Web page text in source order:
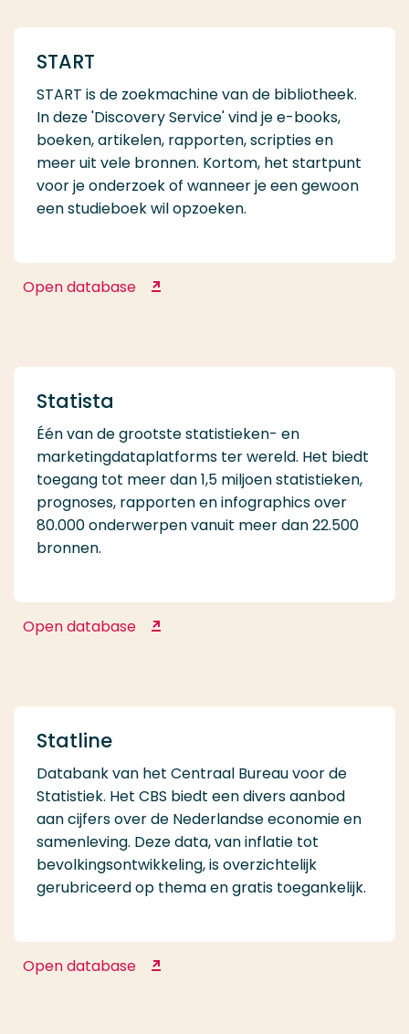
START
START is de zoekmachine van de bibliotheek.
In deze 'Discovery Service' vind je e-books,
boeken, artikelen, rapporten, scripties en
meer uit vele bronnen. Kortom, het startpunt
voor je onderzoek of wanneer je een gewoon
een studieboek wil opzoeken.
Open database START
Statista
Één van de grootste statistieken- en
marketingdataplatforms ter wereld. Het biedt
toegang tot meer dan 1,5 miljoen statistieken,
prognoses, rapporten en infographics over
80.000 onderwerpen vanuit meer dan 22.500
bronnen.
Open database Statista
Statline
Databank van het Centraal Bureau voor de
Statistiek. Het CBS biedt een divers aanbod
aan cijfers over de Nederlandse economie en
samenleving. Deze data, van inflatie tot
bevolkingsontwikkeling, is overzichtelijk
gerubriceerd op thema en gratis toegankelijk.
Open database Statline